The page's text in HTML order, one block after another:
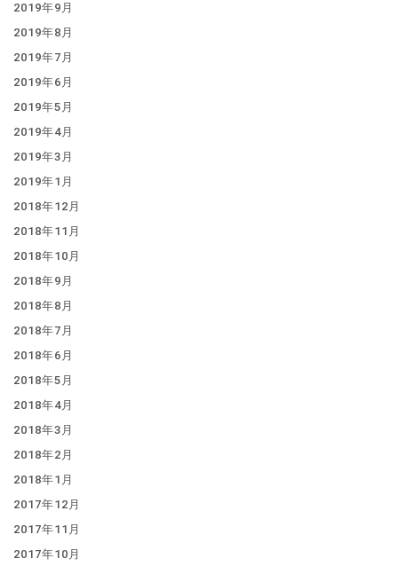
2019年9月
2019年8月
2019年7月
2019年6月
2019年5月
2019年4月
2019年3月
2019年1月
2018年12月
2018年11月
2018年10月
2018年9月
2018年8月
2018年7月
2018年6月
2018年5月
2018年4月
2018年3月
2018年2月
2018年1月
2017年12月
2017年11月
2017年10月